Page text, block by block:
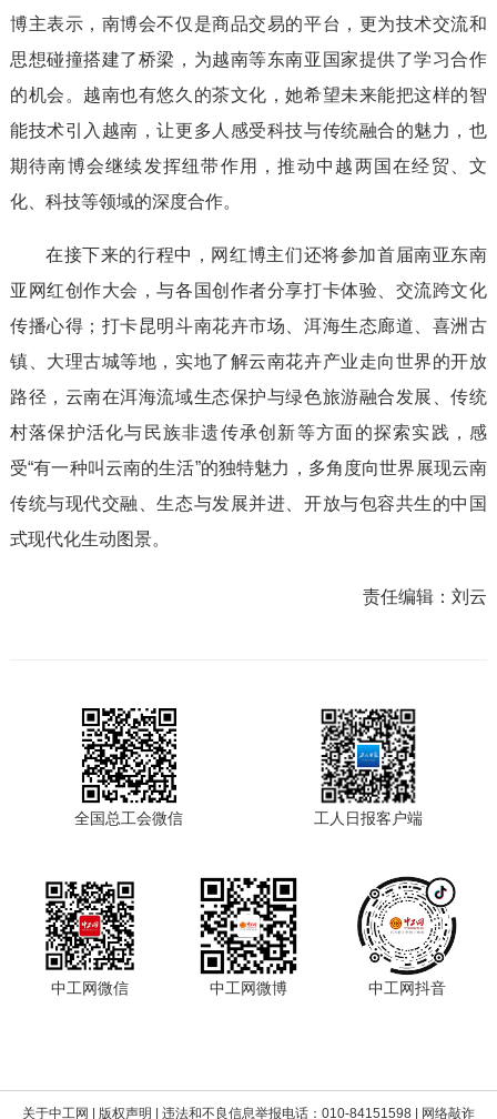
博主表示，南博会不仅是商品交易的平台，更为技术交流和
思想碰撞搭建了桥梁，为越南等东南亚国家提供了学习合作
的机会。越南也有悠久的茶文化，她希望未来能把这样的智
能技术引入越南，让更多人感受科技与传统融合的魅力，也
期待南博会继续发挥纽带作用，推动中越两国在经贸、文
化、科技等领域的深度合作。
在接下来的行程中，网红博主们还将参加首届南亚东南
亚网红创作大会，与各国创作者分享打卡体验、交流跨文化
传播心得；打卡昆明斗南花卉市场、洱海生态廊道、喜洲古
镇、大理古城等地，实地了解云南花卉产业走向世界的开放
路径，云南在洱海流域生态保护与绿色旅游融合发展、传统
村落保护活化与民族非遗传承创新等方面的探索实践，感
受“有一种叫云南的生活”的独特魅力，多角度向世界展现云南
传统与现代交融、生态与发展并进、开放与包容共生的中国
式现代化生动图景。
责任编辑：刘云
全国总工会微信 工人日报客户端
中工网微信 中工网微博 中工网抖音
关于中工网 版权声明 | 违法和不良信息举报电话：010-84151598 | 网络敲诈